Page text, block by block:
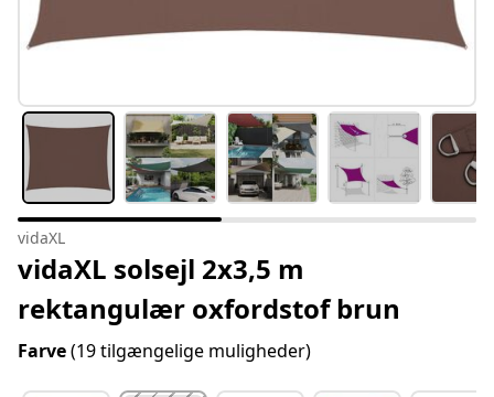
vidaXL
vidaXL solsejl 2x3,5 m
rektangulær oxfordstof brun
Farve(19 tilgængelige muligheder)